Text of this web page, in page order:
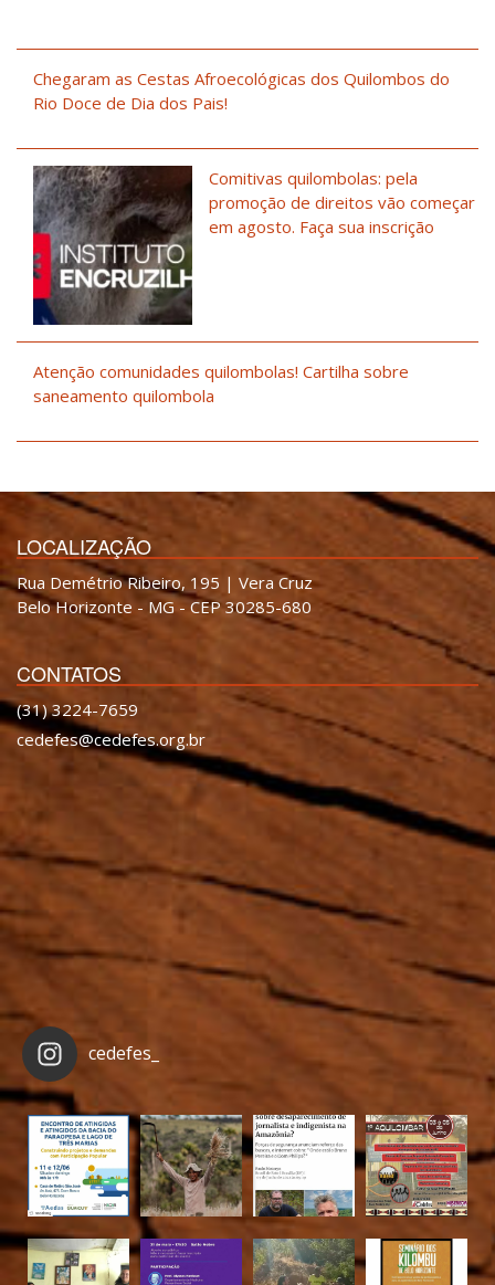
Chegaram as Cestas Afroecológicas dos Quilombos do
Rio Doce de Dia dos Pais!
Comitivas quilombolas: pela
promoção de direitos vão começar
em agosto. Faça sua inscrição
Atenção comunidades quilombolas! Cartilha sobre
saneamento quilombola
LOCALIZAÇÃO
Rua Demétrio Ribeiro, 195 | Vera Cruz
Belo Horizonte - MG - CEP 30285-680
CONTATOS
(31) 3224-7659
cedefes@cedefes.org.br
cedefes_